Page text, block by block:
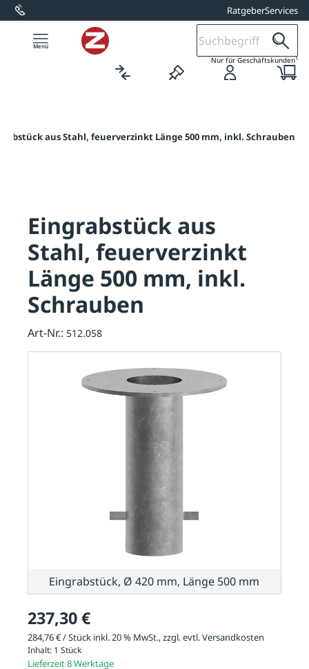
springen RatgeberServices
Nur für Geschäftskunden1
aus Stahl, feuerverzinkt Länge 500 mm, inkl. Schrauben
237,30 €
284,76 € / Stück inkl. 20 % MwSt., zzgl. evtl.Versandkosten
Inhalt: 1 Stück
Lieferzeit 8 Werktage
Eingrabstück aus
Stahl, feuerverzinkt
Länge 500 mm, inkl.
Schrauben
Art-Nr.: 512.058
Eingrabstück, Ø 420 mm, Länge 500 mm